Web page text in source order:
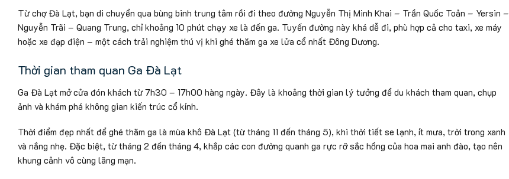
Từ chợ Đà Lạt, bạn di chuyển qua bùng binh trung tâm rồi đi theo đường Nguyễn Thị Minh Khai – Trần Quốc Toản – Yersin –
Nguyễn Trãi – Quang Trung, chỉ khoảng 10 phút chạy xe là đến ga. Tuyến đường này khá dễ đi, phù hợp cả cho taxi, xe máy
hoặc xe đạp điện – một cách trải nghiệm thú vị khi ghé thăm ga xe lửa cổ nhất Đông Dương.
Thời gian tham quan Ga Đà Lạt
Ga Đà Lạt mở cửa đón khách từ 7h30 – 17h00 hàng ngày. Đây là khoảng thời gian lý tưởng để du khách tham quan, chụp
ảnh và khám phá không gian kiến trúc cổ kính.
Thời điểm đẹp nhất để ghé thăm ga là mùa khô Đà Lạt (từ tháng 11 đến tháng 5), khi thời tiết se lạnh, ít mưa, trời trong xanh
và nắng nhẹ. Đặc biệt, từ tháng 2 đến tháng 4, khắp các con đường quanh ga rực rỡ sắc hồng của hoa mai anh đào, tạo nên
khung cảnh vô cùng lãng mạn.